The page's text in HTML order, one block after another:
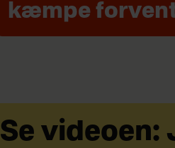
kæmpe
Se videoen: